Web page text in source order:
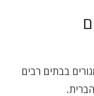
בבתים רבים